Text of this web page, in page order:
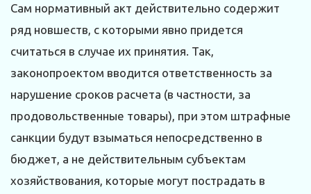
Сам нормативный акт действительно содержит
ряд новшеств, с которыми явно придется
считаться в случае их принятия. Так,
законопроектом вводится ответственность за
нарушение сроков расчета (в частности, за
продовольственные товары), при этом штрафные
санкции будут взыматься непосредственно в
бюджет, а не действительным субъектам
хозяйствования, которые могут пострадать в